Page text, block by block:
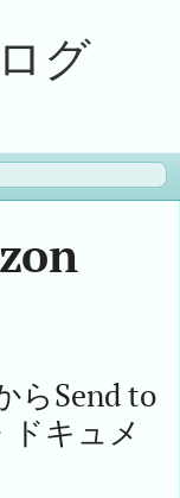
グ
らSend to
キュメ